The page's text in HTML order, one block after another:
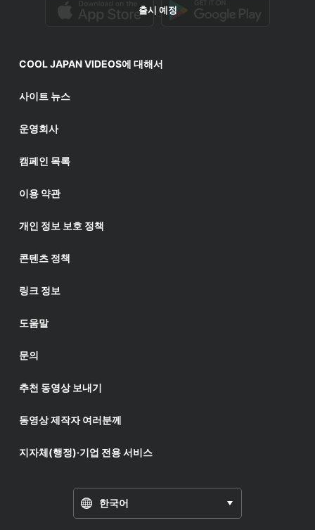
출시 예정
COOL JAPAN VIDEOS에 대해서
사이트 뉴스
운영회사
캠페인 목록
이용 약관
개인 정보 보호 정책
콘텐츠 정책
링크 정보
도움말
문의
추천 동영상 보내기
동영상 제작자 여러분께
지자체(행정)·기업 전용 서비스
한국어